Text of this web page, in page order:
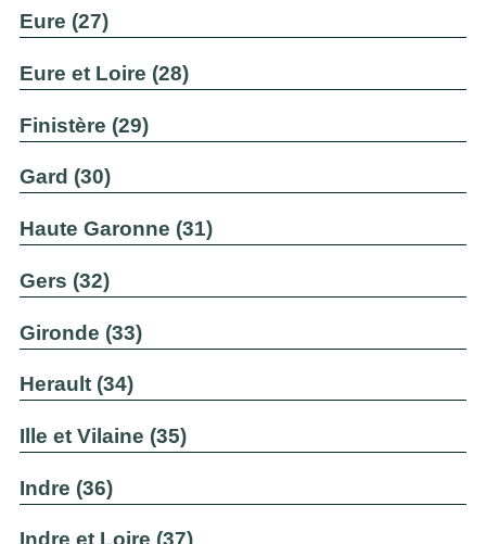
Eure (27)
Eure et Loire (28)
Finistère (29)
Gard (30)
Haute Garonne (31)
Gers (32)
Gironde (33)
Herault (34)
Ille et Vilaine (35)
Indre (36)